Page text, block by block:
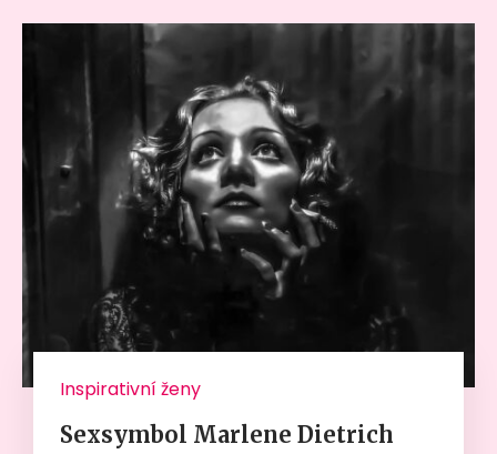
Inspirativní ženy
Sexsymbol Marlene Dietrich